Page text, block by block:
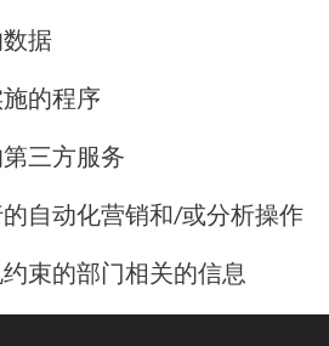
据
的程序
三方服务
自动化营销和/或分析操作
束的部门相关的信息